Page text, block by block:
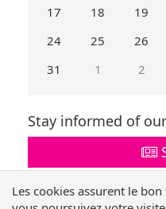
Les cookies assurent le
17
18 19
24
25 26
31
1 2
précédent
suivant
Stay informed of